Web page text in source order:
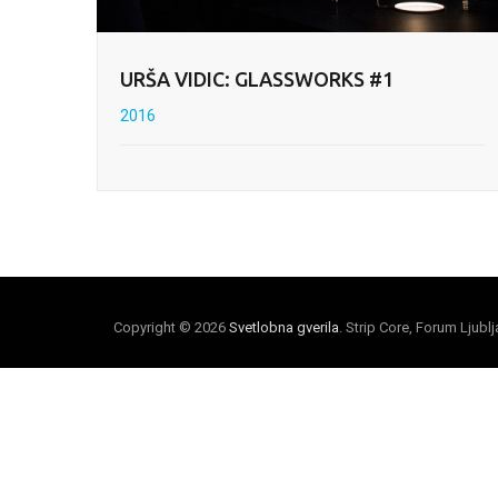
URŠA VIDIC: GLASSWORKS #1
2016
Copyright © 2026 Svetlobna gverila. Strip Core, Forum